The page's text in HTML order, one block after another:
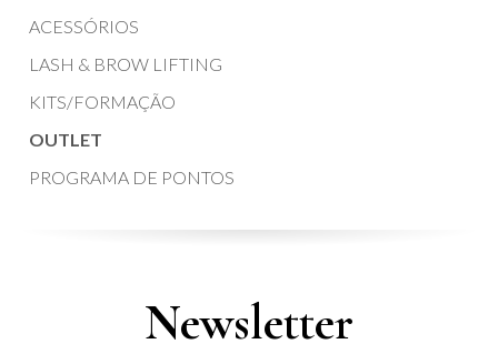
ACESSÓRIOS
LASH & BROW LIFTING
KITS/FORMAÇÃO
OUTLET
PROGRAMA DE PONTOS
Newsletter